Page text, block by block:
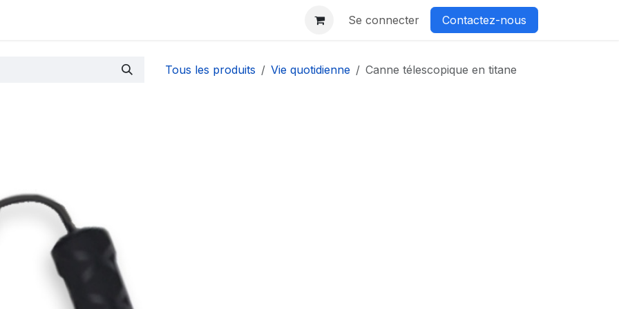
Se connecter Contactez-nous
Tous les produits Vie quotidienne Canne télescopique en titane